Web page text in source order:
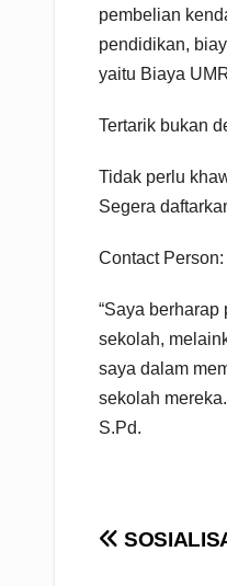
pembelian
pendidikan,
yaitu Biaya
Tertarik bukan
Tidak perlu
Segera
Contact
“Saya
sekolah,
saya dalam
sekolah
S.Pd.